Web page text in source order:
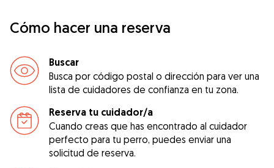
Cómo hacer una reserva
Buscar
Busca por código postal o dirección para ver una
lista de cuidadores de confianza en tu zona.
Reserva tu cuidador/a
Cuando creas que has encontrado al cuidador
perfecto para tu perro, puedes enviar una
solicitud de reserva.